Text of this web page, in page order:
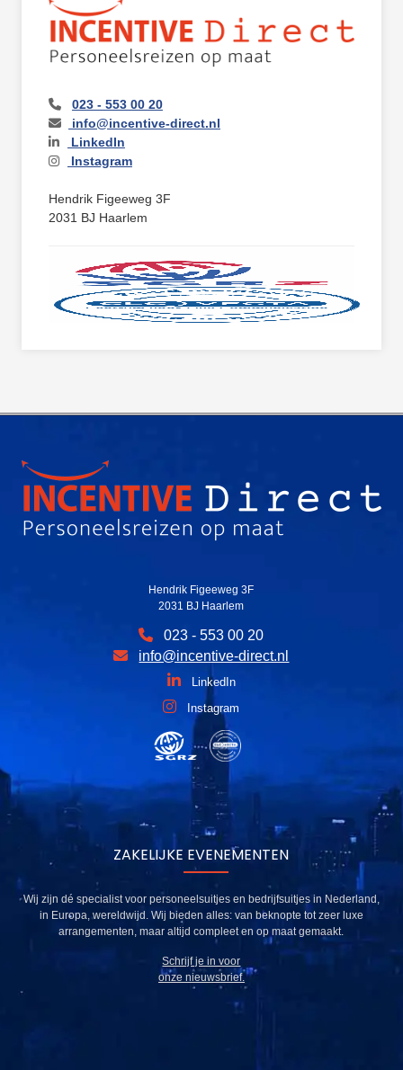
023 - 553 00 20
info@incentive-direct.nl
LinkedIn
Instagram
Hendrik Figeeweg 3F
2031 BJ Haarlem
Hendrik Figeeweg 3F
2031 BJ Haarlem
023 - 553 00 20
info@incentive-direct.nl
LinkedIn
Instagram
ZAKELIJKE EVENEMENTEN
Wij zijn dé specialist voor personeelsuitjes en bedrijfsuitjes in Nederland,
in Europa, wereldwijd. Wij bieden alles: van beknopte tot zeer luxe
arrangementen, maar altijd compleet en op maat gemaakt.
Schrijf je in voor
onze nieuwsbrief.